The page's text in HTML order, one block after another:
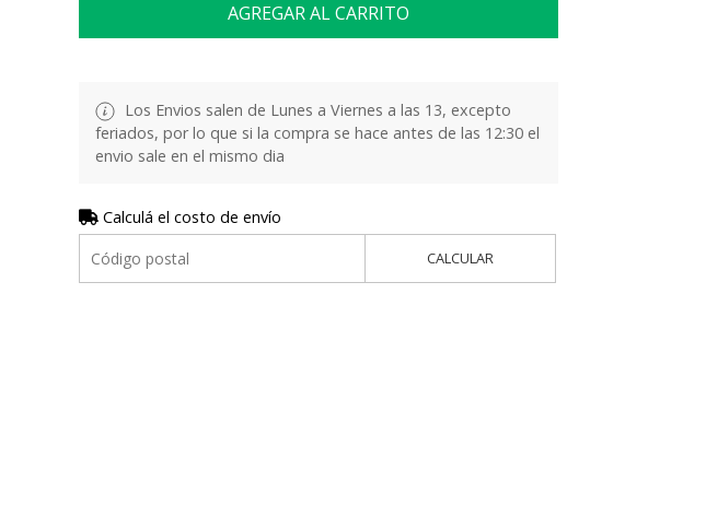
AGREGAR AL CARRITO
Los Envios salen de Lunes a Viernes a las 13, excepto
feriados, por lo que si la compra se hace antes de las 12:30 el
envio sale en el mismo dia
Calculá el costo de envío
CALCULAR